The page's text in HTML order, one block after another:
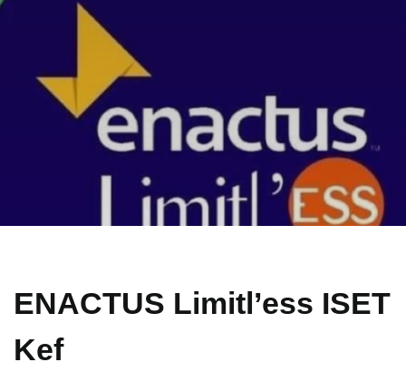
ENACTUS Limitl’ess ISET
Kef